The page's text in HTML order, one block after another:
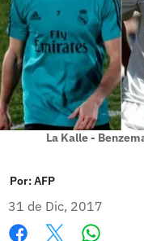
La Kalle -
Por:AFP
31 de Dic, 2017